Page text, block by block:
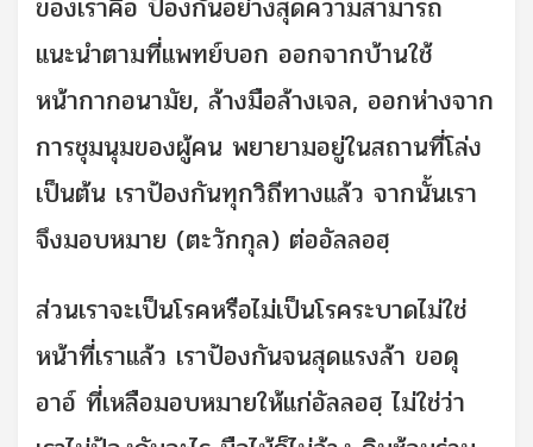
ของเราคือ ป้องกันอย่างสุดความสามารถ
แนะนำตามที่แพทย์บอก ออกจากบ้านใช้
หน้ากากอนามัย, ล้างมือล้างเจล, ออกห่างจาก
การชุมนุมของผู้คน พยายามอยู่ในสถานที่โล่ง
เป็นต้น เราป้องกันทุกวิถีทางแล้ว จากนั้นเรา
จึงมอบหมาย (ตะวักกุล) ต่ออัลลอฮฺ
ส่วนเราจะเป็นโรคหรือไม่เป็นโรคระบาดไม่ใช่
หน้าที่เราแล้ว เราป้องกันจนสุดแรงล้า ขอดุ
อาอ์ ที่เหลือมอบหมายให้แก่อัลลอฮฺ ไม่ใช่ว่า